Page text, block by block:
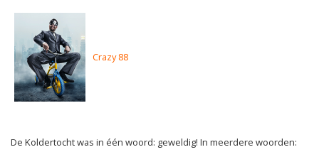
Crazy 88
De Koldertocht was in één woord: geweldig! In meerdere woorden: